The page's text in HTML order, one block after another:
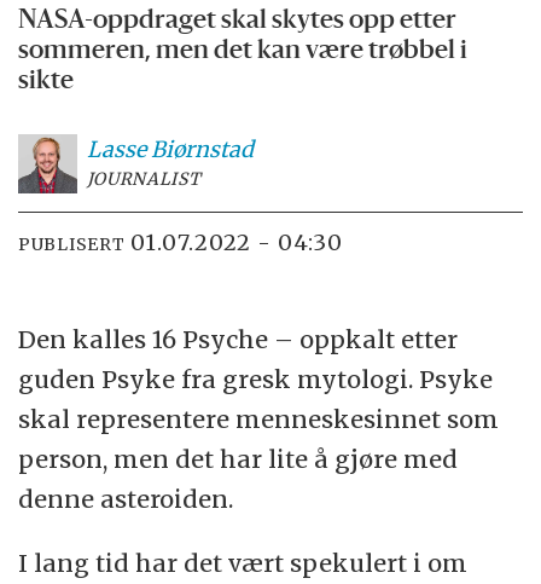
NASA-oppdraget skal skytes opp etter
sommeren, men det kan være trøbbel i
sikte
LasseBiørnstad
JOURNALIST
PUBLISERT 01.07.2022 - 04:30
Den kalles 16 Psyche – oppkalt etter
guden Psyke fra gresk mytologi. Psyke
skal representere menneskesinnet som
person, men det har lite å gjøre med
denne asteroiden.
I lang tid har det vært spekulert i om